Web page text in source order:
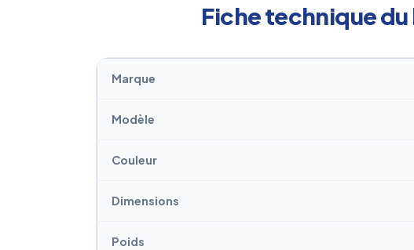
Fiche technique du
Marque
Modèle
Couleur
Dimensions
Poids